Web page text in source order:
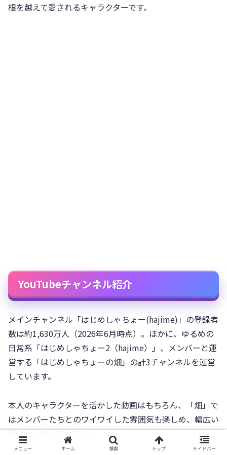
根を越えて愛されるキャラクターです。
YouTubeチャンネル紹介
メインチャンネル「はじめしゃちょー(hajime)」の登録者
数は約1,630万人（2026年6月時点）。ほかに、ゆるめの
日常系「はじめしゃちょー2（hajime）」、メンバーと運
営する「はじめしゃちょーの畑」の計3チャンネルを運営
しています。
本人のキャラクターを活かした動画はもちろん、「畑」で
はメンバーたちとのワイワイした雰囲気も楽しめ、幅広い
層にリーチしています。
メニュー ホーム 検索 トップ サイドバー